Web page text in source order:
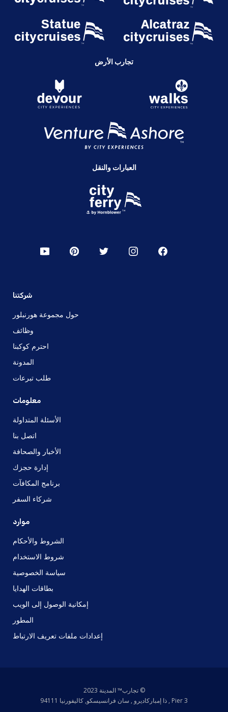
تجارب الأرض
العبارات والنقل
شركتنا
حول مجموعة هورنبلور
وظائف
احترم كوكبنا
المدونة
طلب تبرعات
معلومات
الأسئلة المتداولة
اتصل بنا
الأخبار والصحافة
إدارة حجزك
برنامج المكافآت
شركاء السفر
موارد
الشروط والأحكام
شروط الاستخدام
سياسة الخصوصية
بطاقات الهدايا
إمكانية الوصول إلى الويب
المطور
إعدادات ملفات تعريف الارتباط
© تجارب™ المدينة 2023
Pier 3 , ذا إمباركاديرو , سان فرانسيسكو, كاليفورنيا 94111